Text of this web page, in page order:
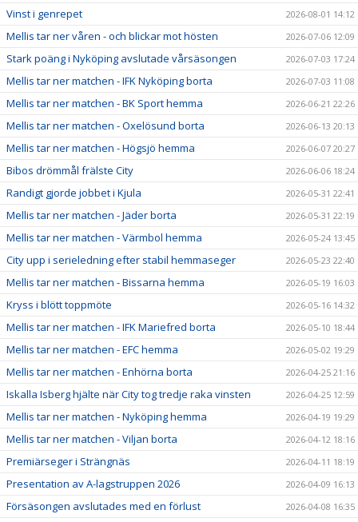
Vinst i genrepet 2026-08-01 14:12
Mellis tar ner våren - och blickar mot hösten 2026-07-06 12:09
Stark poäng i Nyköping avslutade vårsäsongen 2026-07-03 17:24
Mellis tar ner matchen - IFK Nyköping borta 2026-07-03 11:08
Mellis tar ner matchen - BK Sport hemma 2026-06-21 22:26
Mellis tar ner matchen - Oxelösund borta 2026-06-13 20:13
Mellis tar ner matchen - Högsjö hemma 2026-06-07 20:27
Bibos drömmål frälste City 2026-06-06 18:24
Randigt gjorde jobbet i Kjula 2026-05-31 22:41
Mellis tar ner matchen - Jäder borta 2026-05-31 22:19
Mellis tar ner matchen - Värmbol hemma 2026-05-24 13:45
City upp i serieledning efter stabil hemmaseger 2026-05-23 22:40
Mellis tar ner matchen - Bissarna hemma 2026-05-19 16:03
Kryss i blött toppmöte 2026-05-16 14:32
Mellis tar ner matchen - IFK Mariefred borta 2026-05-10 18:44
Mellis tar ner matchen - EFC hemma 2026-05-02 19:29
Mellis tar ner matchen - Enhörna borta 2026-04-25 21:16
Iskalla Isberg hjälte när City tog tredje raka vinsten 2026-04-25 12:59
Mellis tar ner matchen - Nyköping hemma 2026-04-19 19:29
Mellis tar ner matchen - Viljan borta 2026-04-12 18:16
Premiärseger i Strängnäs 2026-04-11 18:19
Presentation av A-lagstruppen 2026 2026-04-09 16:13
Försäsongen avslutades med en förlust 2026-04-08 16:35